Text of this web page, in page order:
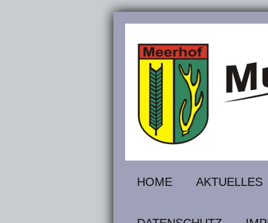
HOME AKTUELLES